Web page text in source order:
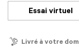
Essai virtuel
Livré à votre